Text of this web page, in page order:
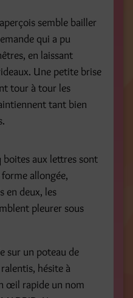
semble bailler
qui a pu
en laissant
Une petite brise
tour à tour les
tant bien
boites aux lettres sont
allongée,
en deux, les
pleurer sous
sur un poteau de
hésite à
œil rapide un nom